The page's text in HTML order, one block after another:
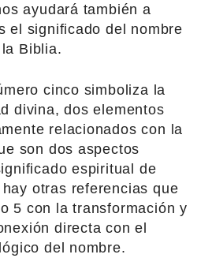
ayudará también a
el significado del nombre
Biblia.
cinco simboliza la
divina, dos elementos
relacionados con la
son dos aspectos
espiritual de
otras referencias que
5 con la transformación y
directa con el
del nombre.